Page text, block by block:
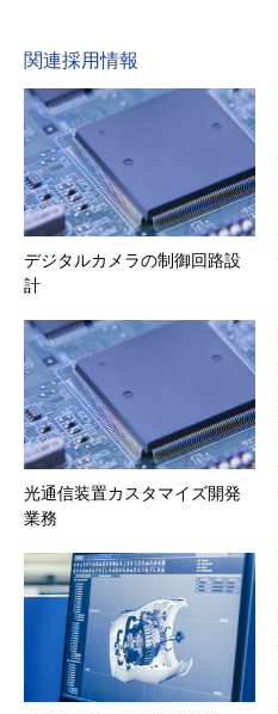
関連採用情報
デジタルカメラの制御回路設
計
光通信装置カスタマイズ開発
業務